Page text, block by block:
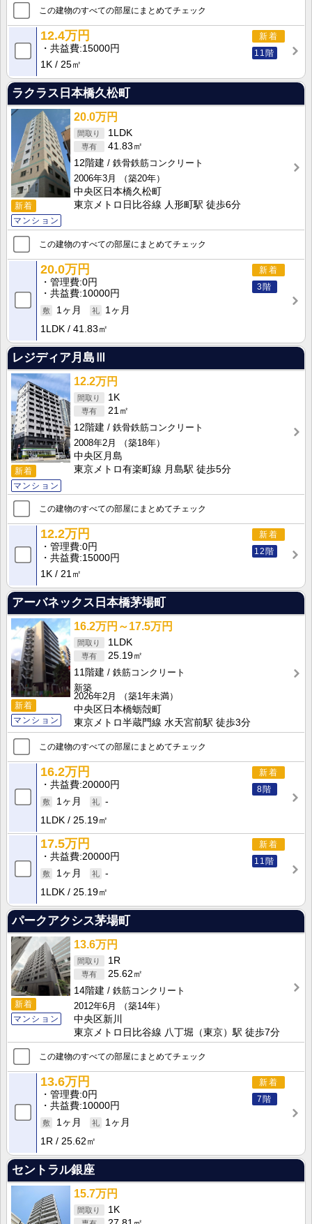
この建物のすべての部屋にまとめてチェック
新着
11階
12.4万円
共益費 15000円
1K
25㎡
ラクラス日本橋久松町
新着
マンション
20.0万円
1LDK
41.83㎡
12階建
鉄骨鉄筋コンクリート
2006年3月
（築20年）
中央区日本橋久松町
東京メトロ日比谷線 人形町駅 徒歩6分
この建物のすべての部屋にまとめてチェック
新着
3階
20.0万円
管理費 0円
共益費 10000円
1ヶ月
1ヶ月
1LDK
41.83㎡
レジディア月島Ⅲ
新着
マンション
12.2万円
1K
21㎡
12階建
鉄骨鉄筋コンクリート
2008年2月
（築18年）
中央区月島
東京メトロ有楽町線 月島駅 徒歩5分
この建物のすべての部屋にまとめてチェック
新着
12階
12.2万円
管理費 0円
共益費 15000円
1K
21㎡
アーバネックス日本橋茅場町
新着
マンション
16.2万円～17.5万円
1LDK
25.19㎡
11階建
鉄筋コンクリート
新築
2026年2月
（築1年未満）
中央区日本橋蛎殻町
東京メトロ半蔵門線 水天宮前駅 徒歩3分
この建物のすべての部屋にまとめてチェック
新着
8階
16.2万円
共益費 20000円
1ヶ月
-
1LDK
25.19㎡
新着
11階
17.5万円
共益費 20000円
1ヶ月
-
1LDK
25.19㎡
パークアクシス茅場町
新着
マンション
13.6万円
1R
25.62㎡
14階建
鉄筋コンクリート
2012年6月
（築14年）
中央区新川
東京メトロ日比谷線 八丁堀（東京）駅 徒歩7分
この建物のすべての部屋にまとめてチェック
新着
7階
13.6万円
管理費 0円
共益費 10000円
1ヶ月
1ヶ月
1R
25.62㎡
セントラル銀座
15.7万円
1K